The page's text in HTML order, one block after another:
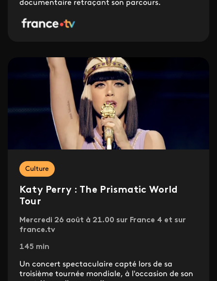
documentaire retraçant son parcours.
Culture
Katy Perry : The Prismatic World
Tour
Mercredi 26 août à 21.00 sur France 4 et sur
france.tv
145 min
Un concert spectaculaire capté lors de sa
troisième tournée mondiale, à l'occasion de son